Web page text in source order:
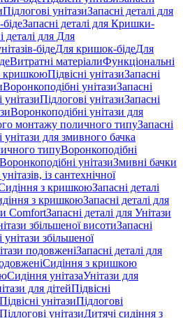
Підлогові унітазиЗапасні деталі для
Запасні деталі для Кришки-
деталі для Для
бідеДля кришок-бідеДля
Витратні матеріалиФункціональні
кришкоюПідвісні унітазиЗапасні
Воронкоподібні унітазиЗапасні
унітазиПідлогові унітазиЗапасні
Воронкоподібні унітази для
монтажу поличного типуЗапасні
унітази для змивного бачка
типуВоронкоподібні
унітазиЗмивні бачки
із сантехнічної
з кришкоюЗапасні деталі
з кришкоюЗапасні деталі для
ComfortЗапасні деталі для Унітази
збільшеної висотиЗапасні
збільшеної
подовженіЗапасні деталі для
Сидіння з кришкою
Сидіння унітазаУнітази для
для дітейПідвісні
унітазиПідлогові
унітазиДитячі сидіння з